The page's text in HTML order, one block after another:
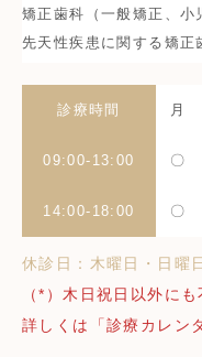
矯正歯科（一般矯正、小
先天性疾患に関する矯正
診療時間 月
09:00-13:00 〇
14:00-18:00 〇
休診日：木曜日・日曜
（*）木日祝日以外にも
詳しくは「診療カレン